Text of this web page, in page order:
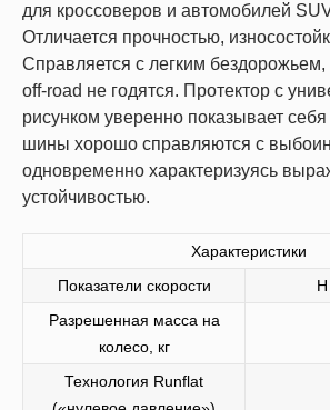
для кроссоверов и автомобилей
Отличается прочностью,
Справляется с легким бездорожьем,
off-road не годятся. Протектор с
рисунком уверенно показывает
шины хорошо справляются с
одновременно характеризуясь
устойчивостью.
Характеристики
Показатели скорости
Н
Разрешенная масса на
колесо, кг
Технология Runflat